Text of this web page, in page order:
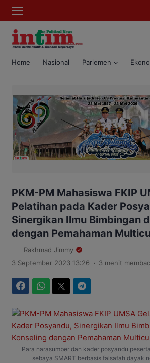
Home Nasional Parlemen
PKM-PM Mahasiswa FKIP
Pelatihan pada Kader
Sinergikan Ilmu Bimbingan
dengan Pemahaman
Rakhmad Jimmy
3 September 2023 13:26 . 3 menit
Para narasumber dan kader posyandu
sebaya SMART berbasis falsafah dayak